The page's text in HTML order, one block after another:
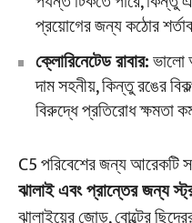
প্রয়োগের জন্য কঠোর
ক্লোরিনেটেড রাবার:ভালো
দাম সহনীয়, কিন্তু রঙের
বিরুদ্ধে প্রতিরোধ ক্ষমতা
C5 পরিবেশের জন্য আরেকটি
ঝালাই এবং প্রান্তের জন্য